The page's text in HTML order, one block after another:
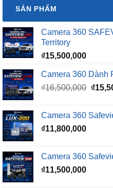
SẢN PHẨM
Camera 360
Territory
₫15,500,000
Camera 360 Dành
₫16,500,000 Giá
₫
Camera 360
₫11,800,000
Camera 360
₫11,500,000